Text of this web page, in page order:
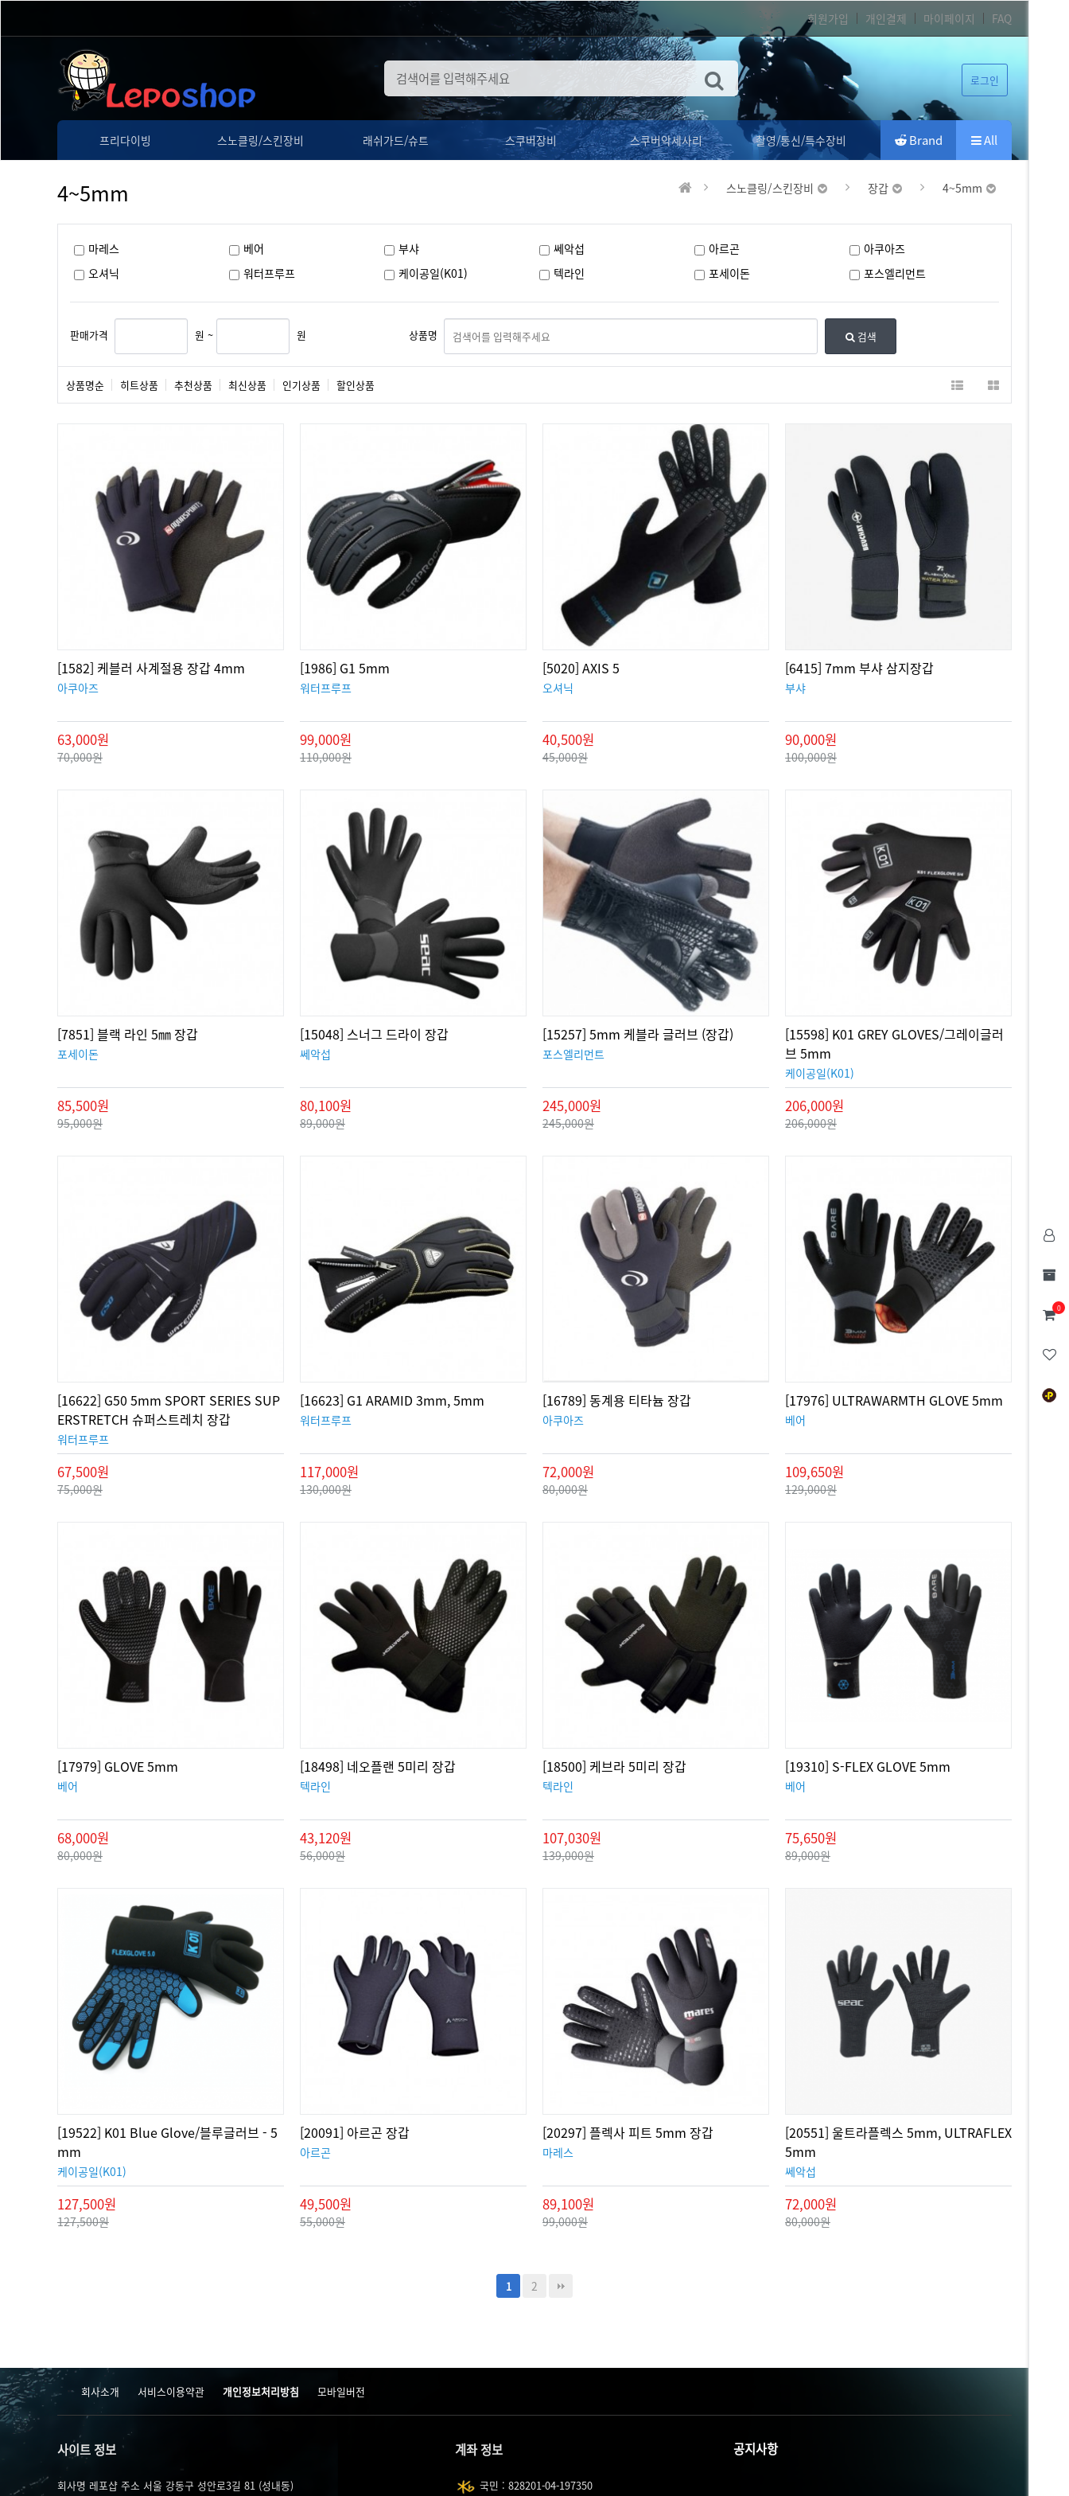
회원가입 개인결제 마이페이지 FAQ
로그인
All
Brand
프리다이빙 스노클링/스킨장비 래쉬가드/슈트 스쿠버장비 스쿠버악세사리 촬영/통신/특수장비
0
4~5mm 스노클링/스킨장비 장갑 4~5mm
마레스 베어 부샤 쎄악섭 아르곤
아쿠아즈
오셔닉
워터프루프 케이공일(K01) 텍라인 포세이돈 포스엘리먼트
판매가격 원 ~ 원 상품명 검색
상품명순 히트상품 추천상품 최신상품 인기상품 할인상품
[1582] 케블러 사계절용 장갑 4mm
아쿠아즈
63,000원
70,000원
[1986] G1 5mm
워터프루프
99,000원
110,000원
[5020] AXIS 5
오셔닉
40,500원
45,000원
[6415] 7mm 부샤 삼지장갑
부샤
90,000원
100,000원
[7851] 블랙 라인 5㎜ 장갑
포세이돈
85,500원
95,000원
[15048] 스너그 드라이 장갑
쎄악섭
80,100원
89,000원
[15257] 5mm 케블라 글러브 (장갑)
포스엘리먼트
245,000원
245,000원
[15598] K01 GREY GLOVES/그레이글러
브 5mm
케이공일(K01)
206,000원
206,000원
[16622] G50 5mm SPORT SERIES SUP
ERSTRETCH 슈퍼스트레치 장갑
워터프루프
67,500원
75,000원
[16623] G1 ARAMID 3mm, 5mm
워터프루프
117,000원
130,000원
[16789] 동계용 티타늄 장갑
아쿠아즈
72,000원
80,000원
[17976] ULTRAWARMTH GLOVE 5mm
베어
109,650원
129,000원
[17979] GLOVE 5mm
베어
68,000원
80,000원
[18498] 네오플랜 5미리 장갑
텍라인
43,120원
56,000원
[18500] 케브라 5미리 장갑
텍라인
107,030원
139,000원
[19310] S-FLEX GLOVE 5mm
베어
75,650원
89,000원
[19522] K01 Blue Glove/블루글러브 - 5
mm
케이공일(K01)
127,500원
127,500원
[20091] 아르곤 장갑
아르곤
49,500원
55,000원
[20297] 플렉사 피트 5mm 장갑
마레스
89,100원
99,000원
[20551] 울트라플렉스 5mm, ULTRAFLEX
5mm
쎄악섭
72,000원
80,000원
1 2
회사소개 서비스이용약관 개인정보처리방침 모바일버전
사이트 정보
회사명 레포샵 주소 서울 강동구 성안로3길 81 (성내동)
계좌 정보
국민 : 828201-04-197350
공지사항